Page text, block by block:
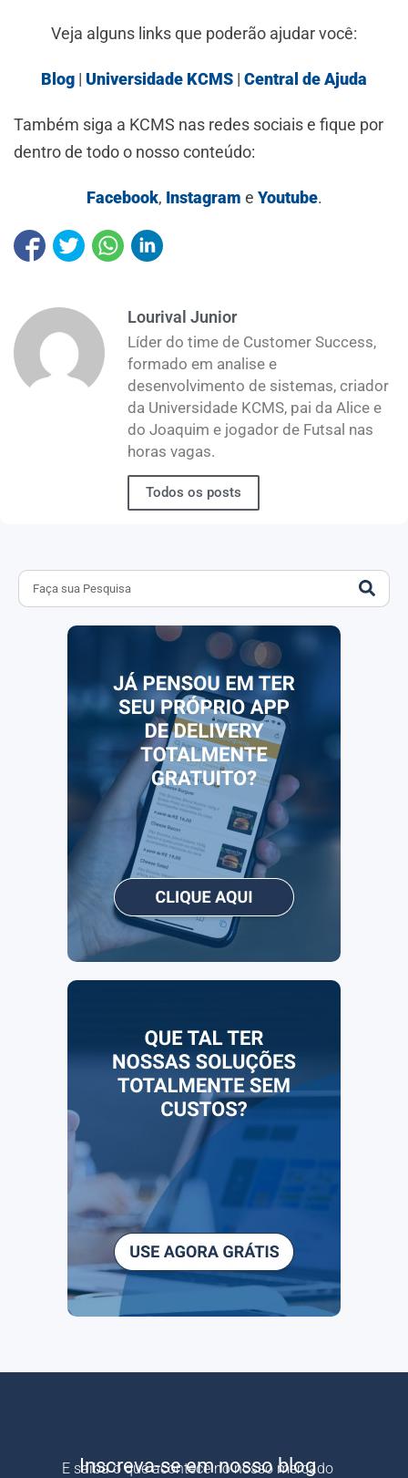
Veja alguns links que poderão ajudar você:
Blog | Universidade KCMS | Central de Ajuda
Também siga a KCMS nas redes sociais e fique por
dentro de todo o nosso conteúdo:
Facebook, Instagram e Youtube.
Lourival Junior
Líder do time de Customer Success,
formado em analise e
desenvolvimento de sistemas, criador
da Universidade KCMS, pai da Alice e
do Joaquim e jogador de Futsal nas
horas vagas.
Todos os posts
Inscreva-se em nosso blog
E saiba o que acontece no nosso mercado